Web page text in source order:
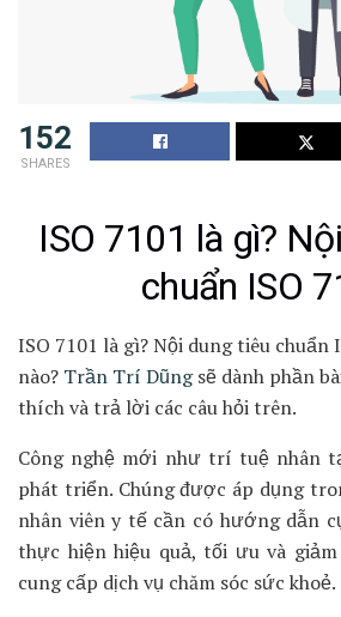
152
SHARES
ISO 7101 là gì?
chuẩn ISO
ISO 7101 là gì? Nội dung tiêu chuẩn
nào? Trần Trí Dũngsẽ dành phần
thích và trả lời các câu hỏi trên.
Công nghệ mới như trí tuệ nhân
phát triển. Chúng được áp dụng
nhân viên y tế cần có hướng dẫn
thực hiện hiệu quả, tối ưu và
cung cấp dịch vụ chăm sóc sức khoẻ.